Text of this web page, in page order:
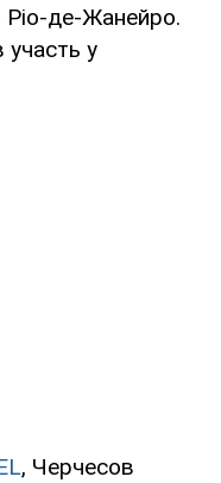
Ріо-де-Жанейро.
у
, Черчесов